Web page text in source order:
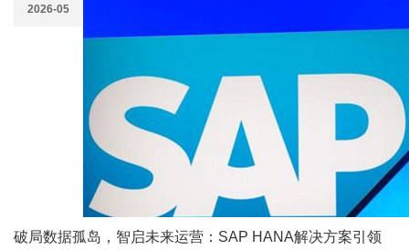
2026-05
破局数据孤岛，智启未来运营：SAP HANA解决方案引领